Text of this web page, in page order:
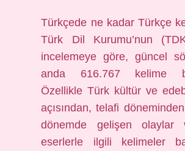
Türkçede ne kadar Türkçe
Türk Dil Kurumu’nun
incelemeye göre, güncel
anda 616.767 kelime
Özellikle Türk kültür ve
açısından, telafi
dönemde gelişen olaylar
eserlerle ilgili kelimeler